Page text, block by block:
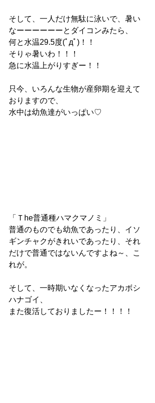
そして、一人だけ無駄に泳いで、暑い
なーーーーーーとダイコンみたら、
何と水温29.5度(ﾟдﾟ)！！
そりゃ暑いわ！！！
急に水温上がりすぎー！！
只今、いろんな生物が産卵期を迎えて
おりますので、
水中は幼魚達がいっぱい♡
「Ｔhe普通種ハマクマノミ」
普通のものでも幼魚であったり、イソ
ギンチャクがきれいであったり、それ
だけで普通ではないんですよね～、こ
れが。
そして、一時期いなくなったアカボシ
ハナゴイ、
また復活しておりましたー！！！！